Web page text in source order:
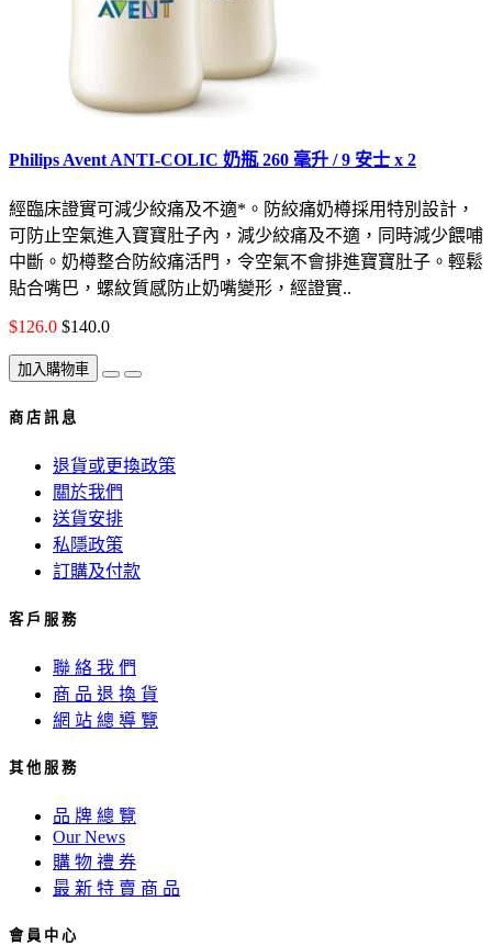
Philips Avent ANTI-COLIC 奶瓶 260 毫升 / 9 安士 x 2
經臨床證實可減少絞痛及不適*。防絞痛奶樽採用特別設計，
可防止空氣進入寶寶肚子內，減少絞痛及不適，同時減少餵哺
中斷。奶樽整合防絞痛活門，令空氣不會排進寶寶肚子。輕鬆
貼合嘴巴，螺紋質感防止奶嘴變形，經證實..
$126.0 $140.0
加入購物車
商 店 訊 息
退貨或更換政策
關於我們
送貨安排
私隱政策
訂購及付款
客 戶 服 務
聯 絡 我 們
商 品 退 換 貨
網 站 總 導 覽
其 他 服 務
品 牌 總 覽
Our News
購 物 禮 券
最 新 特 賣 商 品
會 員 中 心